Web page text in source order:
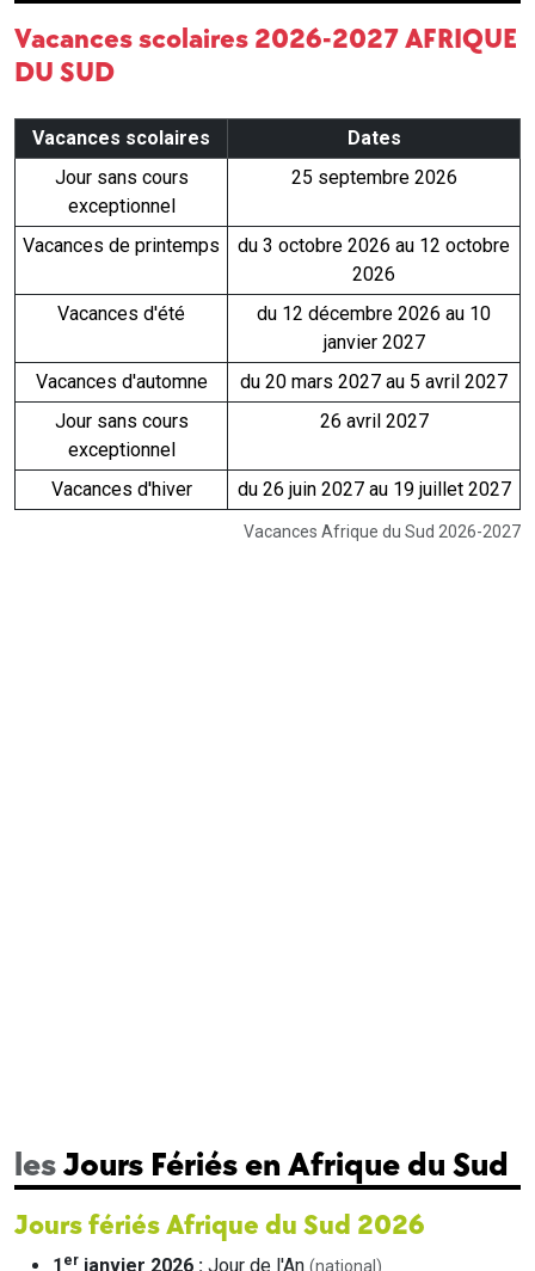
Vacances scolaires 2026-2027 AFRIQUE
DU SUD
Vacances Afrique du Sud 2026-2027
Vacances scolaires
Dates
Jour sans cours
exceptionnel
25 septembre 2026
Vacances de printemps
du 3 octobre 2026 au 12 octobre
2026
Vacances d'été
du 12 décembre 2026 au 10
janvier 2027
Vacances d'automne
du 20 mars 2027 au 5 avril 2027
Jour sans cours
exceptionnel
26 avril 2027
Vacances d'hiver du 26 juin 2027 au 19 juillet 2027
lesJours Fériés en Afrique du Sud
Jours fériés Afrique du Sud 2026
1 er janvier 2026 : Jour de l'An (national)